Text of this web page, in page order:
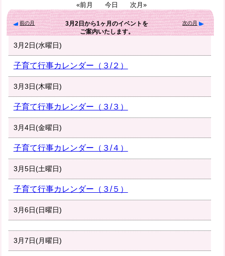
«前月
今日 次月»
前の月 3月2日から1ヶ月のイベントを
ご案内いたします。
次の月
3月2日(水曜日)
子育て行事カレンダー（３/２）
3月3日(木曜日)
子育て行事カレンダー（３/３）
3月4日(金曜日)
子育て行事カレンダー（３/４）
3月5日(土曜日)
子育て行事カレンダー（３/５）
3月6日(日曜日)
3月7日(月曜日)